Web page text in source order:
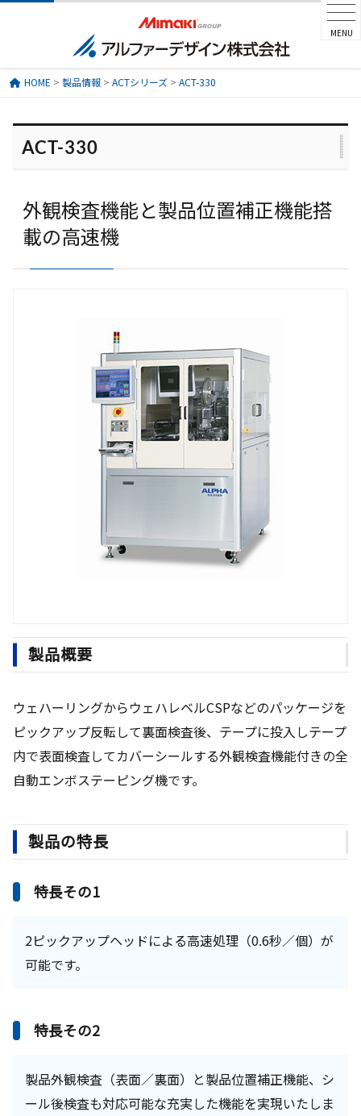
MENU
HOME > 製品情報> ACTシリーズ> ACT-330
ACT-330
外観検査機能と製品位置補正機能搭
載の高速機
製品概要
ウェハーリングからウェハレベルCSPなどのパッケージを
ピックアップ反転して裏面検査後、テープに投入しテープ
内で表面検査してカバーシールする外観検査機能付きの全
自動エンボステーピング機です。
製品の特長
特長その1
2ピックアップヘッドによる高速処理（0.6秒／個）が
可能です。
特長その2
製品外観検査（表面／裏面）と製品位置補正機能、シ
ール後検査も対応可能な充実した機能を実現いたしま